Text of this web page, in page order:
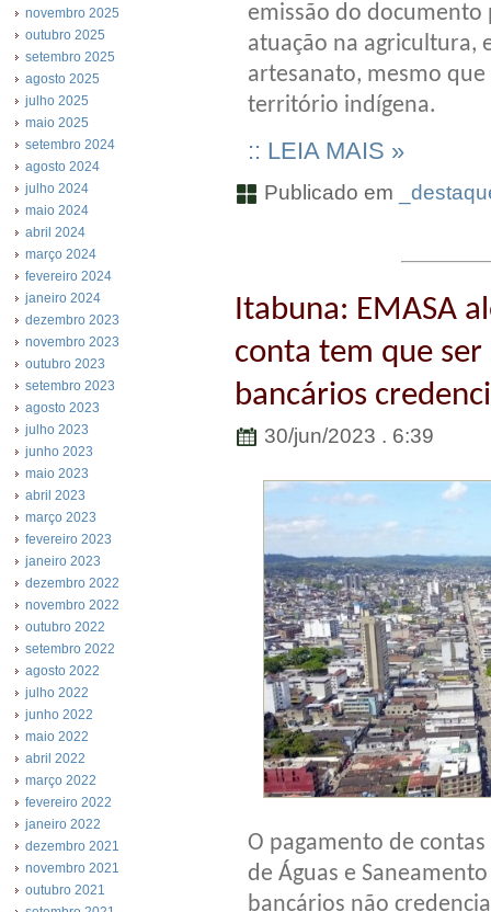
novembro 2025
outubro 2025
setembro 2025
agosto 2025
julho 2025
maio 2025
setembro 2024
agosto 2024
julho 2024
maio 2024
abril 2024
março 2024
fevereiro 2024
janeiro 2024
dezembro 2023
novembro 2023
outubro 2023
setembro 2023
agosto 2023
julho 2023
junho 2023
maio 2023
abril 2023
março 2023
fevereiro 2023
janeiro 2023
dezembro 2022
novembro 2022
outubro 2022
setembro 2022
agosto 2022
julho 2022
junho 2022
maio 2022
abril 2022
março 2022
fevereiro 2022
janeiro 2022
dezembro 2021
novembro 2021
outubro 2021
emissão do
atuação na agricultura,
artesanato, mesmo
território indígena.
:: LEIA MAIS »
Publicado em
Itabuna: EMASA
conta tem que
bancários
30/jun/2023 . 6:39
O pagamento de
de Águas e
bancários não